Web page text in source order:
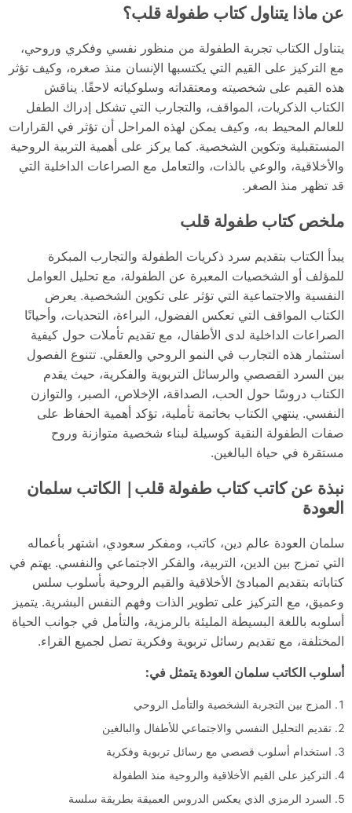
عن ماذا يتناول كتاب طفولة قلب؟
يتناول الكتاب تجربة الطفولة من منظور نفسي وفكري وروحي،
مع التركيز على القيم التي يكتسبها الإنسان منذ صغره، وكيف تؤثر
هذه القيم على شخصيته ومعتقداته وسلوكياته لاحقًا. يناقش
الكتاب الذكريات، المواقف، والتجارب التي تشكل إدراك الطفل
للعالم المحيط به، وكيف يمكن لهذه المراحل أن تؤثر في القرارات
المستقبلية وتكوين الشخصية. كما يركز على أهمية التربية الروحية
والأخلاقية، والوعي بالذات، والتعامل مع الصراعات الداخلية التي
قد تظهر منذ الصغر.
ملخص كتاب طفولة قلب
يبدأ الكتاب بتقديم سرد ذكريات الطفولة والتجارب المبكرة
للمؤلف أو الشخصيات المعبرة عن الطفولة، مع تحليل العوامل
النفسية والاجتماعية التي تؤثر على تكوين الشخصية. يعرض
الكتاب المواقف التي تعكس الفضول، البراءة، التحديات، وأحيانًا
الصراعات الداخلية لدى الأطفال، مع تقديم تأملات حول كيفية
استثمار هذه التجارب في النمو الروحي والعقلي. تتنوع الفصول
بين السرد القصصي والرسائل التربوية والفكرية، حيث يقدم
الكتاب دروسًا حول الحب، الصداقة، الإخلاص، الصبر، والتوازن
النفسي. ينتهي الكتاب بخاتمة تأملية، تؤكد أهمية الحفاظ على
صفات الطفولة النقية كوسيلة لبناء شخصية متوازنة وروح
مستقرة في حياة البالغين.
نبذة عن كاتب كتاب طفولة قلب| الكاتب سلمان
العودة
سلمان العودة عالم دين، كاتب، ومفكر سعودي، اشتهر بأعماله
التي تمزج بين الدين، التربية، والفكر الاجتماعي والنفسي. يهتم في
كتاباته بتقديم المبادئ الأخلاقية والقيم الروحية بأسلوب سلس
وعميق، مع التركيز على تطوير الذات وفهم النفس البشرية. يتميز
أسلوبه باللغة البسيطة المليئة بالرمزية، والتأمل في جوانب الحياة
المختلفة، مع تقديم رسائل تربوية وفكرية تصل لجميع القراء.
أسلوب الكاتب سلمان العودة يتمثل في:
المزج بين التجربة الشخصية والتأمل الروحي
تقديم التحليل النفسي والاجتماعي للأطفال والبالغين
استخدام أسلوب قصصي مع رسائل تربوية وفكرية
التركيز على القيم الأخلاقية والروحية منذ الطفولة
السرد الرمزي الذي يعكس الدروس العميقة بطريقة سلسة